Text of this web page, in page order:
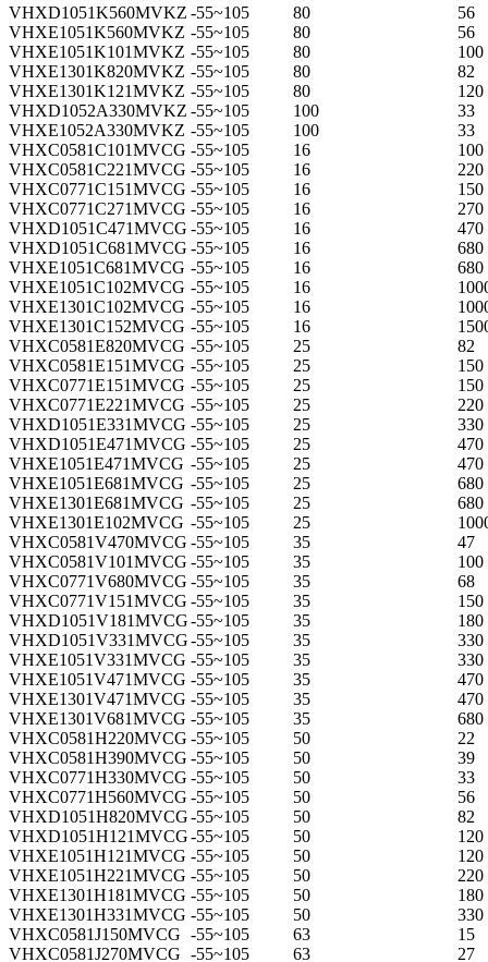
VHXD1051K560MVKZ -55~105 80
56
VHXE1051K560MVKZ -55~105 80
56
VHXE1051K101MVKZ -55~105 80
100
VHXE1301K820MVKZ -55~105 80
82
VHXE1301K121MVKZ -55~105 80
120
VHXD1052A330MVKZ -55~105 100
33
VHXE1052A330MVKZ -55~105 100
33
VHXC0581C101MVCG -55~105 16
100
VHXC0581C221MVCG -55~105 16
220
VHXC0771C151MVCG -55~105 16
150
VHXC0771C271MVCG -55~105 16
270
VHXD1051C471MVCG -55~105 16
470
VHXD1051C681MVCG -55~105 16
680
VHXE1051C681MVCG -55~105 16
680
VHXE1051C102MVCG -55~105 16
VHXE1301C102MVCG -55~105 16
VHXE1301C152MVCG -55~105 16
VHXC0581E820MVCG -55~105 25
82
VHXC0581E151MVCG -55~105 25
150
VHXC0771E151MVCG -55~105 25
150
VHXC0771E221MVCG -55~105 25
220
VHXD1051E331MVCG -55~105 25
330
VHXD1051E471MVCG -55~105 25
470
VHXE1051E471MVCG -55~105 25
470
VHXE1051E681MVCG -55~105 25
680
VHXE1301E681MVCG -55~105 25
680
VHXE1301E102MVCG -55~105 25
VHXC0581V470MVCG -55~105 35
47
VHXC0581V101MVCG -55~105 35
100
VHXC0771V680MVCG -55~105 35
68
VHXC0771V151MVCG -55~105 35
150
VHXD1051V181MVCG-55~105 35
180
VHXD1051V331MVCG-55~105 35
330
VHXE1051V331MVCG -55~105 35
330
VHXE1051V471MVCG -55~105 35
470
VHXE1301V471MVCG -55~105 35
470
VHXE1301V681MVCG -55~105 35
680
VHXC0581H220MVCG -55~105 50
22
VHXC0581H390MVCG -55~105 50
39
VHXC0771H330MVCG -55~105 50
33
VHXC0771H560MVCG -55~105 50
56
VHXD1051H820MVCG-55~105 50
82
VHXD1051H121MVCG-55~105 50
120
VHXE1051H121MVCG -55~105 50
120
VHXE1051H221MVCG -55~105 50
220
VHXE1301H181MVCG -55~105 50
180
VHXE1301H331MVCG -55~105 50
330
VHXC0581J150MVCG -55~105 63
15
VHXC0581J270MVCG -55~105 63
27